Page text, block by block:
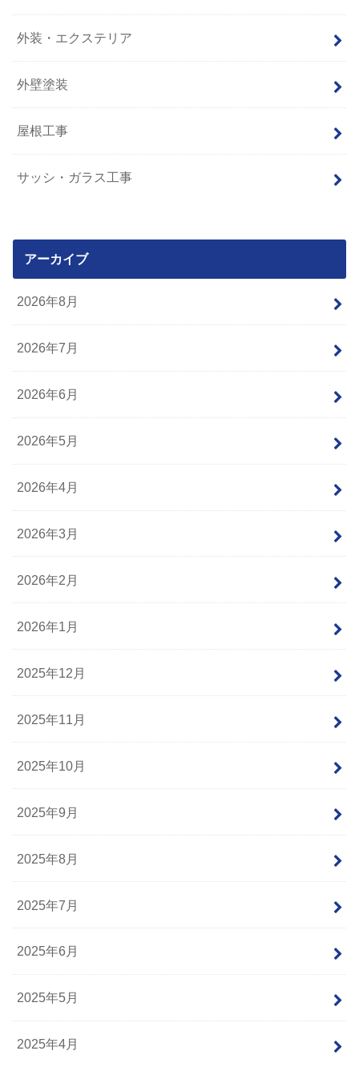
外装・エクステリア
外壁塗装
屋根工事
サッシ・ガラス工事
アーカイブ
2026年8月
2026年7月
2026年6月
2026年5月
2026年4月
2026年3月
2026年2月
2026年1月
2025年12月
2025年11月
2025年10月
2025年9月
2025年8月
2025年7月
2025年6月
2025年5月
2025年4月